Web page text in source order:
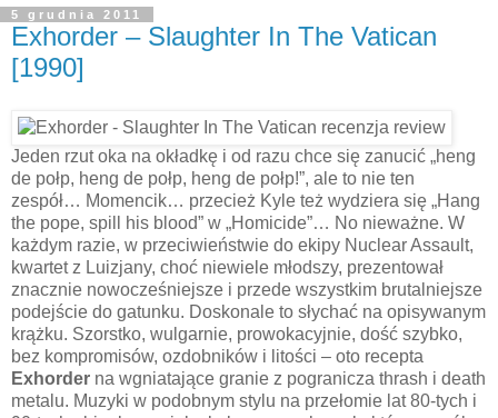
5 grudnia 2011
Exhorder – Slaughter In The Vatican
[1990]
Jeden rzut oka na okładkę i od razu chce się zanucić „heng
de połp, heng de połp, heng de połp!”, ale to nie ten
zespół… Momencik… przecież Kyle też wydziera się „Hang
the pope, spill his blood” w „Homicide”… No nieważne. W
każdym razie, w przeciwieństwie do ekipy Nuclear Assault,
kwartet z Luizjany, choć niewiele młodszy, prezentował
znacznie nowocześniejsze i przede wszystkim brutalniejsze
podejście do gatunku. Doskonale to słychać na opisywanym
krążku. Szorstko, wulgarnie, prowokacyjnie, dość szybko,
bez kompromisów, ozdobników i litości – oto recepta
Exhorder na wgniatające granie z pogranicza thrash i death
metalu. Muzyki w podobnym stylu na przełomie lat 80-tych i